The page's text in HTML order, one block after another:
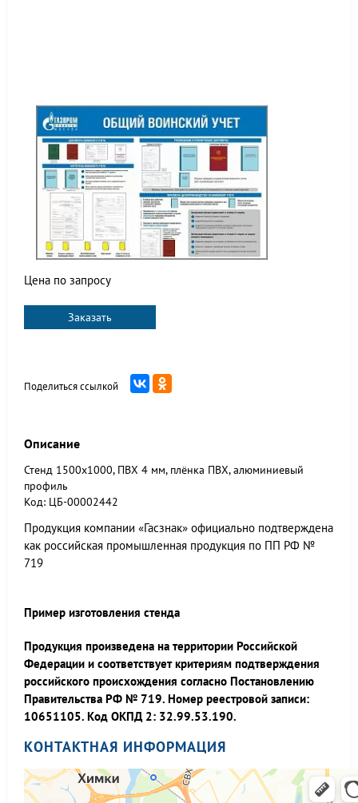
Цена по запросу
Заказать
Поделиться ссылкой
Описание
Стенд 1500x1000, ПВХ 4 мм, плёнка ПВХ, алюминиевый
профиль
Код: ЦБ-00002442
Продукция компании «Гасзнак» официально подтверждена
как российская промышленная продукция по ПП РФ №
719
Пример изготовления стенда
Продукция произведена на территории Российской
Федерации и соответствует критериям подтверждения
российского происхождения согласно Постановлению
Правительства РФ № 719. Номер реестровой записи:
10651105. Код ОКПД 2: 32.99.53.190.
КОНТАКТНАЯ ИНФОРМАЦИЯ